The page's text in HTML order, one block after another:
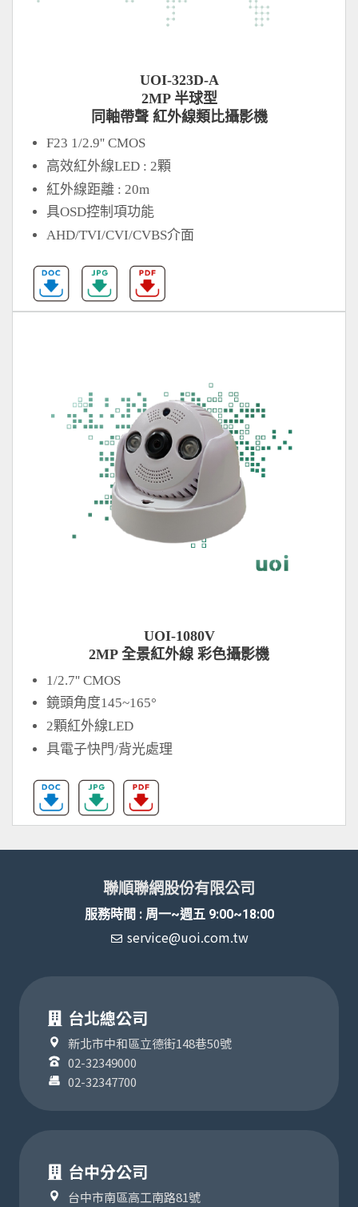
UOI-323D-A
2MP 半球型
同軸帶聲 紅外線類比攝影機
F23 1/2.9'' CMOS
高效紅外線LED : 2顆
紅外線距離 : 20m
具OSD控制項功能
AHD/TVI/CVI/CVBS介面
UOI-1080V
2MP 全景紅外線 彩色攝影機
1/2.7'' CMOS
鏡頭角度145~165°
2顆紅外線LED
具電子快門/背光處理
聯順聯網股份有限公司
服務時間 : 周一~週五 9:00~18:00
service@uoi.com.tw
台北總公司
新北市中和區立德街148巷50號
02-32349000
02-32347700
台中分公司
台中市南區高工南路81號